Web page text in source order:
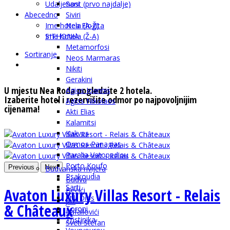
Sani
Siviri
Nea Flogita
SITHONIA
Metamorfosi
Neos Marmaras
Nikiti
Gerakini
Agios Ioannis
Agios Nikolaos
Akti Elias
Kalamitsi
Kalives
Ormos Panagias
Paralia Vatopediou
Porto Koufo
Psakoudia
Sarti
Stili Dios
Toroni
Tristinika
Budvanska rivijera
Budva
Bečići
Jaz
Rafailovići
Sveti Stefan
Udaljenost (prvo najdalje)
Abecedno
Ime hotela (A-Ž)
Ime hotela (Ž-A)
Sortiranje
U mjestu Nea Roda pogledajte 2 hotela.
Izaberite hotel i rezervišite odmor po najpovoljnijim
cijenama!
Previous Next
Avaton Luxury Villas Resort - Relais
& Châteaux